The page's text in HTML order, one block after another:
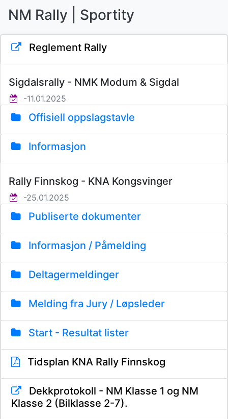
NM Rally | Sportity
Reglement Rally
Sigdalsrally - NMK Modum & Sigdal
-11.01.2025
Offisiell oppslagstavle
Informasjon
Rally Finnskog - KNA Kongsvinger
-25.01.2025
Publiserte dokumenter
Informasjon / Påmelding
Deltagermeldinger
Melding fra Jury / Løpsleder
Start - Resultat lister
Tidsplan KNA Rally Finnskog
Dekkprotokoll - NM Klasse 1 og NM
Klasse 2 (Bilklasse 2-7).